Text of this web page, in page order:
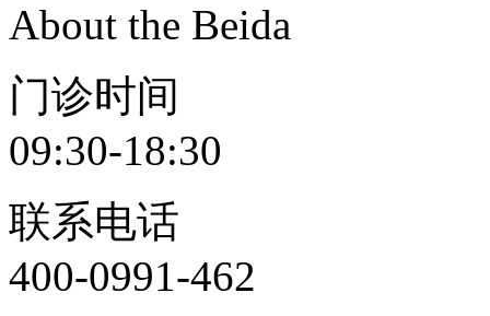
About the Beida
门诊时间
09:30-18:30
联系电话
400-0991-462